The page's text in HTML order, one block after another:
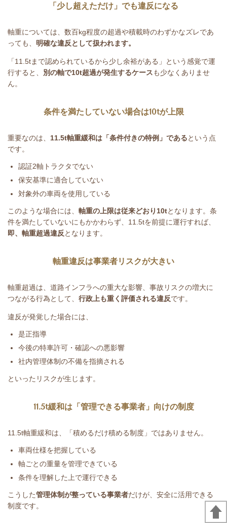
「少し超えただけ」でも違反になる
軸重については、数百kg程度の超過や積載時のわずかなズレであ
っても、 明確な違反として扱われます。
「11.5tまで認められているから少し余裕がある」という感覚で運
行すると、 別の軸で10t超過が発生するケースも少なくありませ
ん。
条件を満たしていない場合は10tが上限
重要なのは、 11.5t軸重緩和は「条件付きの特例」であるという点
です。
認証2軸トラクタでない
保安基準に適合していない
対象外の車両を使用している
このような場合には、 軸重の上限は従来どおり 10tとなります。条
件を満たしていないにもかかわらず、11.5tを前提に運行すれば、
即、軸重超過違反となります。
軸重違反は事業者リスクが大きい
軸重超過は、道路インフラへの重大な影響、事故リスクの増大に
つながる行為として、 行政上も重く評価される違反です。
違反が発覚した場合には、
是正指導
今後の特車許可・確認への悪影響
社内管理体制の不備を指摘される
といったリスクが生じます。
11.5t緩和は「管理できる事業者」向けの制度
11.5t軸重緩和は、「積めるだけ積める制度」ではありません。
車両仕様を把握している
軸ごとの重量を管理できている
条件を理解した上で運行できる
こうした管理体制が整っている事業者だけが、安全に活用できる
制度です。